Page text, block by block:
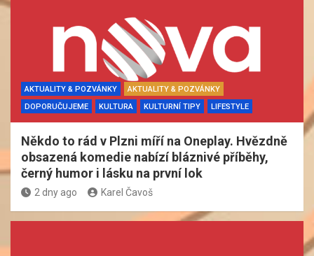
AKTUALITY & POZVÁNKY
AKTUALITY & POZVÁNKY
DOPORUČUJEME
KULTURA KULTURNÍ TIPY LIFESTYLE
Někdo to rád v Plzni míří na Oneplay. Hvězdně
obsazená komedie nabízí bláznivé příběhy,
černý humor i lásku na první lok
2 dny ago Karel Čavoš